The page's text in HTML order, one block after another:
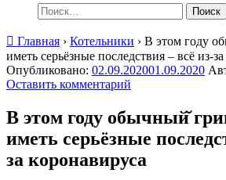
Найти:
Главная › Котельники › В этом году
иметь серьёзные последствия – всё из-
Опубликовано: 02.09.202001.09.2020
Оставить комментарий
В этом году обычный̆
иметь серьёзные
за коронавируса